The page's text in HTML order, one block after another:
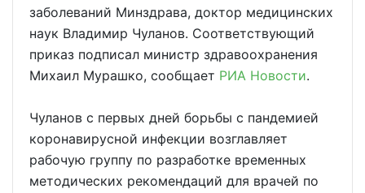
заболеваний Минздрава, доктор медицинских
наук Владимир Чуланов. Соответствующий
приказ подписал министр здравоохранения
Михаил Мурашко, сообщает РИА Новости.
Чуланов с первых дней борьбы с пандемией
коронавирусной инфекции возглавляет
рабочую группу по разработке временных
методических рекомендаций для врачей по